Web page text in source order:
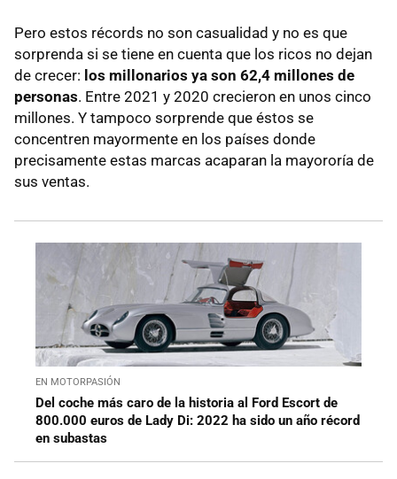
Pero estos récords no son casualidad y no es que
sorprenda si se tiene en cuenta que los ricos no dejan
de crecer: los millonarios ya son 62,4 millones de
personas. Entre 2021 y 2020 crecieron en unos cinco
millones. Y tampoco sorprende que éstos se
concentren mayormente en los países donde
precisamente estas marcas acaparan la mayororía de
sus ventas.
EN MOTORPASIÓN
Del coche más caro de la historia al Ford Escort de
800.000 euros de Lady Di: 2022 ha sido un año récord
en subastas